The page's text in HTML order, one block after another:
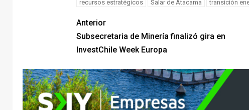
recursos estratégicos
Salar de Atacama transición
Anterior
Subsecretaria de Minería finalizó gira en
InvestChile Week Europa